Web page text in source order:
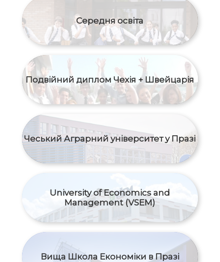
Середня освіта
Подвійний диплом Чехія + Швейцарія
Чеський Аграрний університет у Празі
University of Economics and
Management (VSEM)
Вища Школа Економіки в Празі